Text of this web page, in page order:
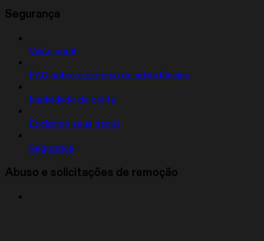
Segurança
Visão geral
FAQ sobre o sistema de advertências
Inatividade de conta
Excluindo seus dados
Segurança
Abuso e solicitações de remoção